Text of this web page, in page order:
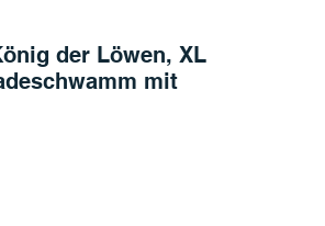
der Löwen, XL
mit